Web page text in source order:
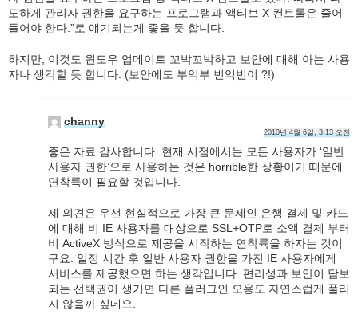
도하게 관리자 권한을 요구하는 프로그램과 액티브 X 컨트롤은 줄어
들어야 한다.”로 얘기되는게 좋을 듯 합니다.
하지만, 이것도 윈도우 업데이트 꼬박꼬박하고 보안에 대해 아는 사용
자나 생각할 듯 합니다. (보안에도 부익부 빈익빈이 ?!)
channy
2010년 4월 6일, 3:13 오전
좋은 자료 감사합니다. 현재 시점에서는 모든 사용자가 ‘일반
사용자 권한’으로 사용하는 것은 horrible한 상황이기 때문에
연착륙이 필요할 것입니다.
제 의견은 우선 현실적으로 가장 큰 문제인 은행 결제 및 카드
에 대해 비 IE 사용자를 대상으로 SSL+OTP로 소액 결제 부터
비 ActiveX 방식으로 제공을 시작하는 연착륙을 하자는 것이
구요. 일정 시간 후 일반 사용자 권한을 가진 IE 사용자에게
서비스를 제공했으면 하는 생각입니다. 편리성과 보안이 담보
되는 선택권이 생기면 다른 플러그인 오용도 자연스럽게 풀리
지 않을까 싶네요.